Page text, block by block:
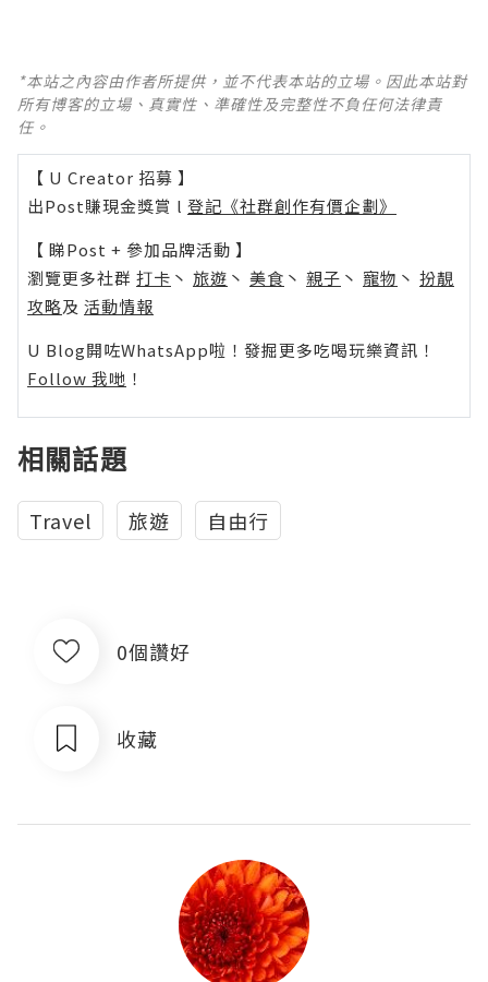
*本站之內容由作者所提供，並不代表本站的立場。因此本站對
所有博客的立場、真實性、準確性及完整性不負任何法律責
任。
【 U Creator 招募 】
出Post賺現金獎賞 l 登記《社群創作有價企劃》
【 睇Post + 參加品牌活動 】
瀏覽更多社群 打卡 丶 旅遊 丶 美食 丶 親子 丶 寵物 丶 扮靚
攻略及 活動情報
U Blog開咗WhatsApp啦！發掘更多吃喝玩樂資訊！
Follow 我哋 ！
相關話題
Travel 旅遊 自由行
0個讚好
收藏